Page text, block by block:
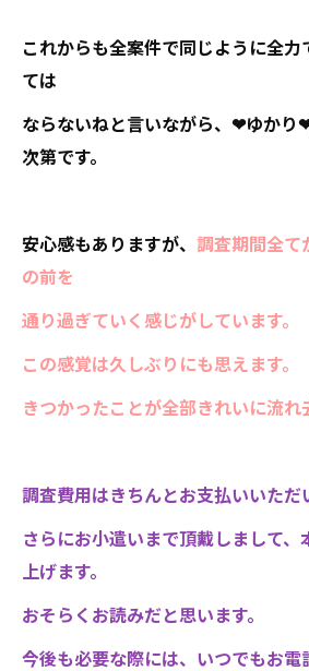
これからも全案件で同じように全力
ては
ならないねと言いながら、❤ゆかり
次第です。
安心感もありますが、 調査期間全て
の前を
通り過ぎていく感じがしています。
この感覚は久しぶりにも思えます。
きつかったことが全部きれいに流れ
調査費用はきちんとお支払いいただ
さらにお小遣いまで頂戴しまして、
上げます。
おそらくお読みだと思います。
今後も必要な際には、いつでもお電